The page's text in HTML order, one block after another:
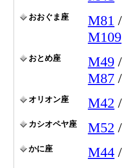
おおぐま座 M81 /
M109
おとめ座 M49 /
M87 /
オリオン座 M42 /
カシオペヤ座 M52 /
かに座 M44 /